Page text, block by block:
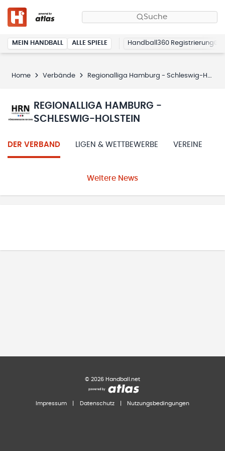
Suche
MEIN HANDBALL ALLE SPIELE Handball360 Registrierung
Home Verbände Regionalliga Hamburg - Schleswig-Holstein
REGIONALLIGA HAMBURG -
SCHLESWIG-HOLSTEIN
DER VERBAND LIGEN & WETTBEWERBE VEREINE
Weitere News
© 2026 Handball.net
Impressum Datenschutz Nutzungsbedingungen